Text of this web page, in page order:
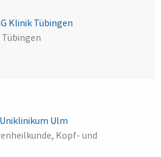
Klinik Tübingen
Tübingen
Ulm
Kopf- und